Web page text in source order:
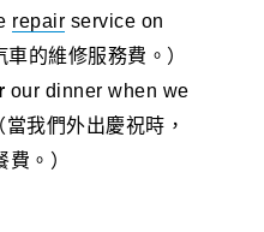
repair service on
的維修服務費。）
our dinner when we
當我們外出慶祝時，
。）